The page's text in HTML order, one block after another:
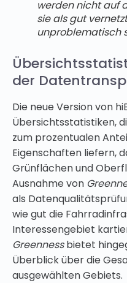
werden nicht auf
sie als gut
unproblematisch
der
Die neue Version von
Übersichtsstatistiken,
zum prozentualen
Eigenschaften liefern,
Grünflächen und
Ausnahme von
als
wie gut die
Interessengebiet
Greennessbietet
Überblick über die
ausgewählten Gebiets.